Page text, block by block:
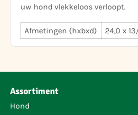
uw hond vlekkeloos verloopt.
Afmetingen (hxbxd) 24,0 x
Assortiment
Hond